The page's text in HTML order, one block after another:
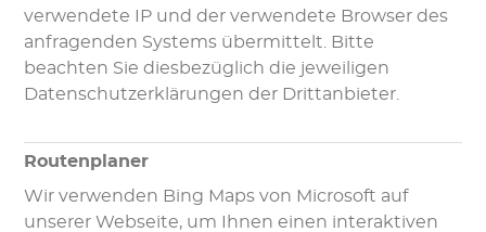
verwendete IP und der verwendete Browser des
anfragenden Systems übermittelt. Bitte
beachten Sie diesbezüglich die jeweiligen
Datenschutzerklärungen der Drittanbieter.
Routenplaner
Wir verwenden Bing Maps von Microsoft auf
unserer Webseite, um Ihnen einen interaktiven